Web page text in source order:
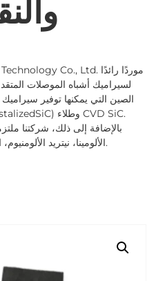
لسيراميك أشباه الموصلات
الصين التي يمكنها توفير
بالإضافة إلى ذلك، شركتنا
الألومينا، نيتريد الألومنيوم، الزركونيا، ونيتريد السيليكون، إلخ.